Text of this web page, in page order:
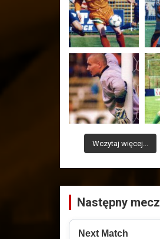
Wczytaj więcej...
Następny mecz
Next Match